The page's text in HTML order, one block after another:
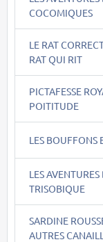
COCOMIQUES
LE RAT
RAT QUI RIT
PICTAFESSE
POITITUDE
LES BOUFFONS
LES
TRISOBIQUE
SARDINE
AUTRES